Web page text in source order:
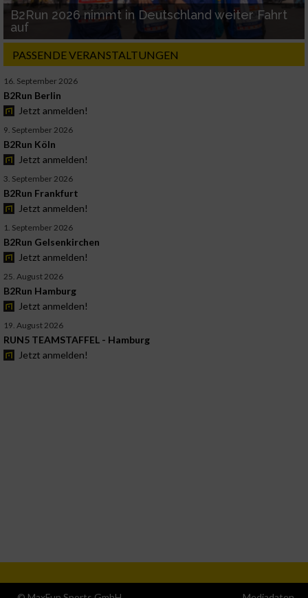
B2Run 2026 nimmt in Deutschland weiter Fahrt
auf
PASSENDE VERANSTALTUNGEN
16. September 2026
B2Run Berlin
Jetzt anmelden!
9. September 2026
B2Run Köln
Jetzt anmelden!
3. September 2026
B2Run Frankfurt
Jetzt anmelden!
1. September 2026
B2Run Gelsenkirchen
Jetzt anmelden!
25. August 2026
B2Run Hamburg
Jetzt anmelden!
19. August 2026
RUN5 TEAMSTAFFEL - Hamburg
Jetzt anmelden!